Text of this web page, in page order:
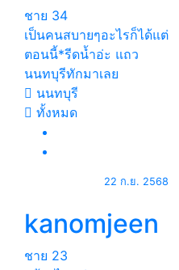
ชาย 34
เป็นคนสบายๆอะไรก็ได้แต่
ตอนนี้*รีดน้ำอ่ะ แถว
นนทบุรีทักมาเลย
นนทบุรี
ทั้งหมด
22 ก.ย. 2568
kanomjeen
ชาย 23